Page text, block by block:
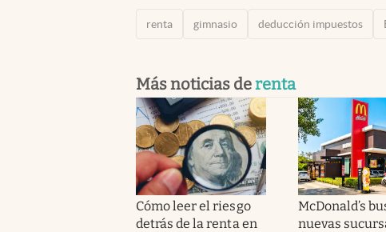
renta gimnasio deducción impuestos
Más noticias derenta
Cómo leer el riesgo
detrás de la renta en
McDonald’s
nuevas